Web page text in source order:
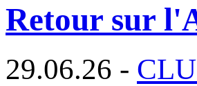
Retour sur
29.06.26 -